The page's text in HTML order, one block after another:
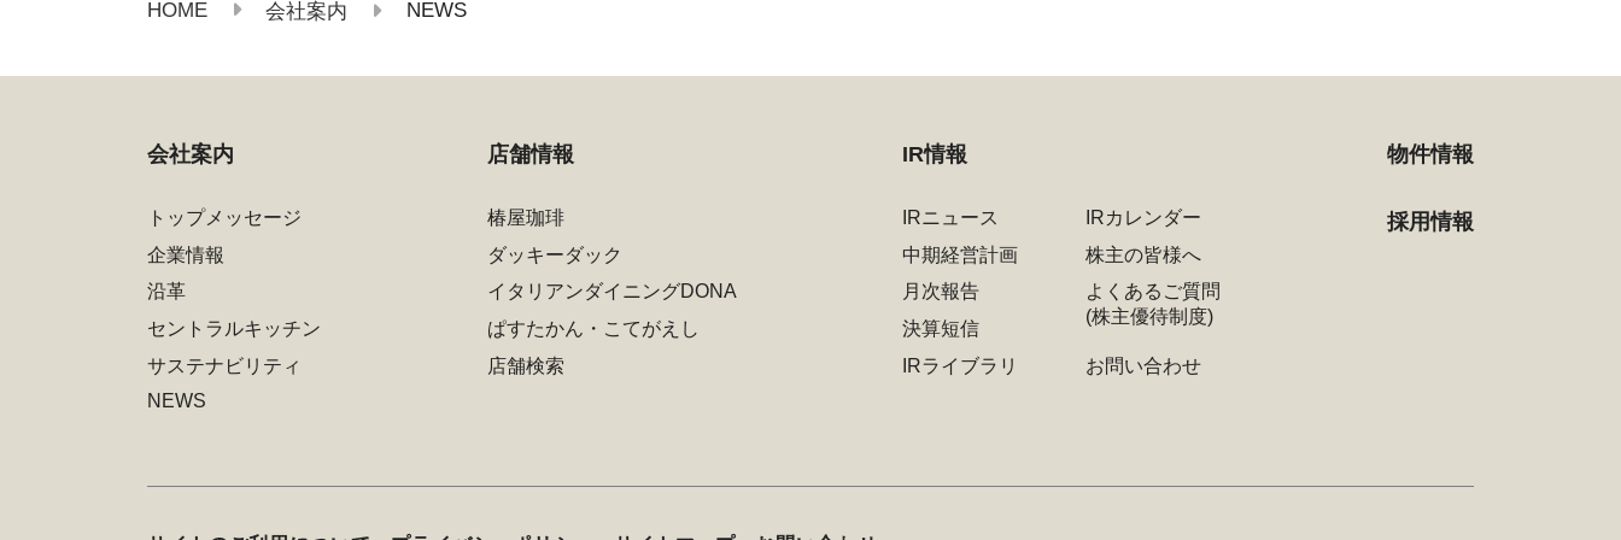
HOME 会社案内 NEWS
会社案内
トップメッセージ
企業情報
沿革
セントラルキッチン
サステナビリティ
NEWS
店舗情報
椿屋珈琲
ダッキーダック
イタリアンダイニングDONA
ぱすたかん・こてがえし
店舗検索
IR情報
IRニュース
IRカレンダー
中期経営計画
株主の皆様へ
月次報告
決算短信
よくあるご質問
(株主優待制度)
IRライブラリ お問い合わせ
物件情報
採用情報